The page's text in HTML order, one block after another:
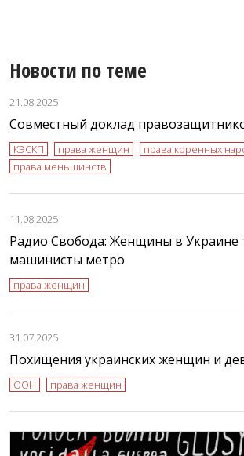
Новости по теме
21.08.2025
Совместный доклад
КЭСКП права женщин
права коренных
права меньшинств
11.08.2025
Радио Свобода: Женщины в Украине
машинисты метро
права женщин
31.07.2025
Похищения украинских женщин и
ООН права женщин